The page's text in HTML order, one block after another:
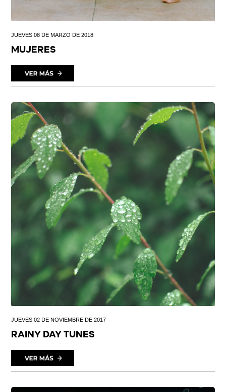
JUEVES 08 DE MARZO DE 2018
MUJERES
JUEVES 02 DE NOVIEMBRE DE 2017
RAINY DAY TUNES